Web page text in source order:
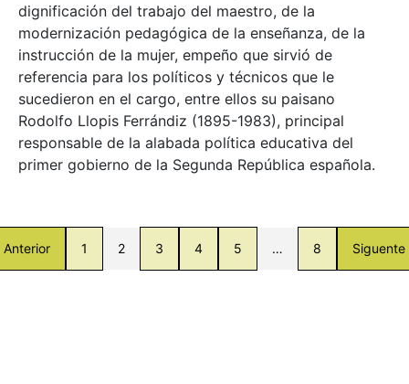
dignificación del trabajo del maestro, de la
modernización pedagógica de la enseñanza, de la
instrucción de la mujer, empeño que sirvió de
referencia para los políticos y técnicos que le
sucedieron en el cargo, entre ellos su paisano
Rodolfo Llopis Ferrándiz (1895-1983), principal
responsable de la alabada política educativa del
primer gobierno de la Segunda República española.
Anterior 1 2 3 4 5 … 8 Siguente